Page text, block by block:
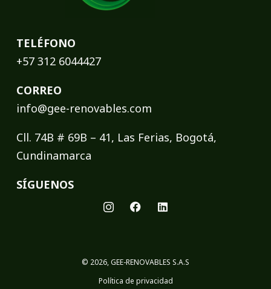
TELÉFONO
+57 312 6044427
CORREO
info@gee-renovables.com
Cll. 74B # 69B – 41, Las Ferias, Bogotá,
Cundinamarca
SÍGUENOS
© 2026, GEE-RENOVABLES S.A.S
Política de privacidad